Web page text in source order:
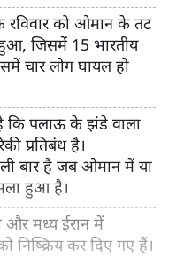
रविवार को ओमान के तट
जिसमें 15 भारतीय
चार लोग घायल हो
है कि पलाऊ के झंडे वाला
प्रतिबंध है।
बार है जब ओमान में या
हुआ है।
और मध्य ईरान में
निष्क्रिय कर दिए गए हैं।